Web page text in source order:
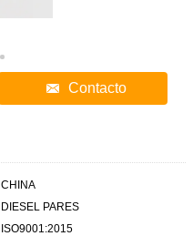
Contacto
CHINA
DIESEL PARES
ISO9001:2015